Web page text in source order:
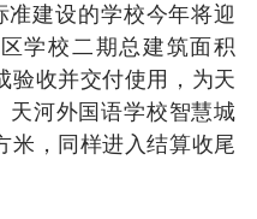
建设的学校今年将迎
学校二期总建筑面积
验收并交付使用，为天
天河外国语学校智慧城
米，同样进入结算收尾